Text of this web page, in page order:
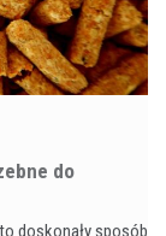
do
doskonały sposób